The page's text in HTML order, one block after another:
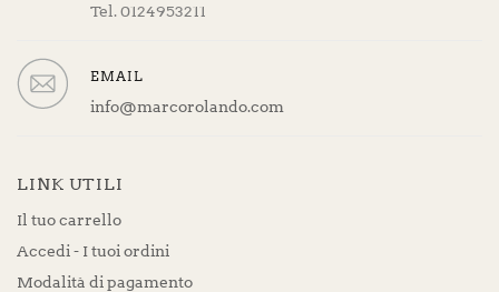
Tel. 0124953211
EMAIL
info@marcorolando.com
LINK UTILI
Il tuo carrello
Accedi - I tuoi ordini
Modalità di pagamento